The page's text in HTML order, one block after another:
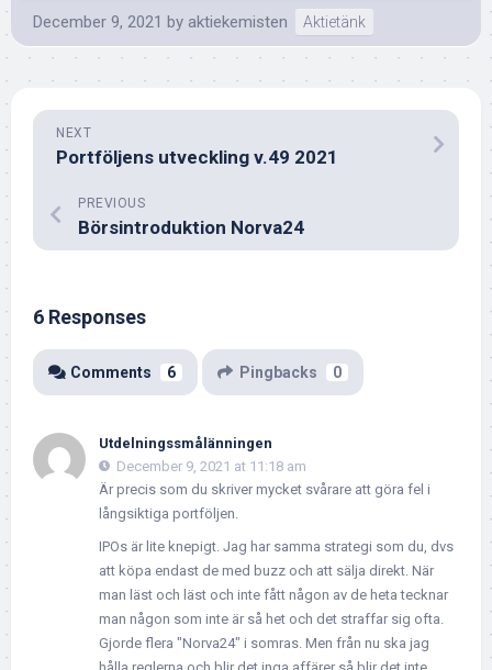
December 9, 2021 by aktiekemisten Aktietänk
NEXT
Portföljens utveckling v.49 2021
PREVIOUS
Börsintroduktion Norva24
6 Responses
Comments 6 Pingbacks 0
Utdelningssmålänningen
December 9, 2021 at 11:18 am
Är precis som du skriver mycket svårare att göra fel i
långsiktiga portföljen.
IPOs är lite knepigt. Jag har samma strategi som du, dvs
att köpa endast de med buzz och att sälja direkt. När
man läst och läst och inte fått någon av de heta tecknar
man någon som inte är så het och det straffar sig ofta.
Gjorde flera "Norva24" i somras. Men från nu ska jag